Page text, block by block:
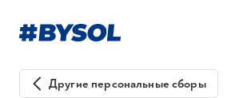
Другие персональные сборы